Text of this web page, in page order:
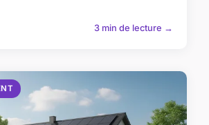
3 min de lecture →